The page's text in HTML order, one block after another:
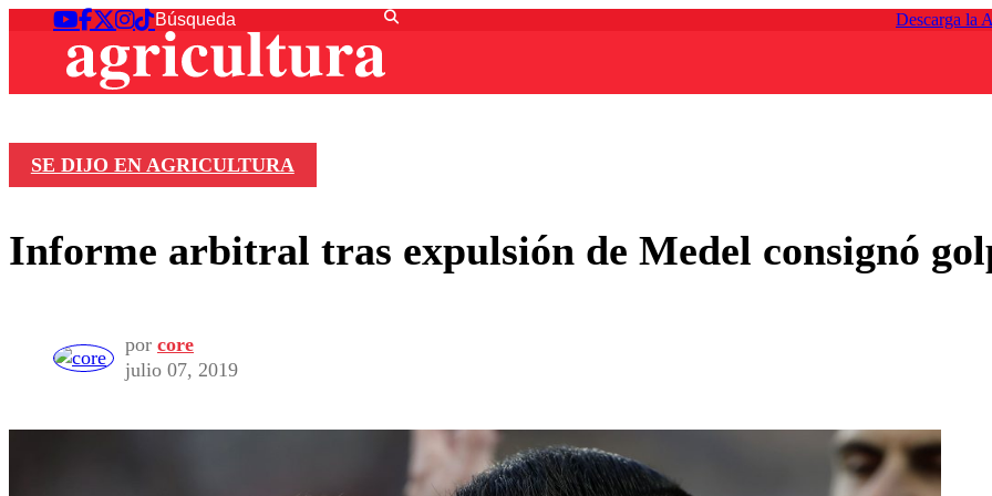
Descarga la
SE DIJO EN AGRICULTURA
Informe arbitral tras expulsión de Medel consignó
por core
julio 07, 2019